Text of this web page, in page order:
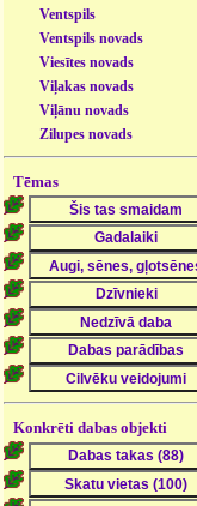
Ventspils
Ventspils novads
Viesītes novads
Viļakas novads
Viļānu novads
Zilupes novads
Tēmas
Konkrēti dabas objekti